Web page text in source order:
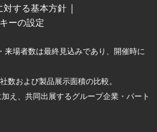
対する基本方針
ーの設定
来場者数は最終見込みであり、開催時に
および製品展示面積の比較。
え、共同出展するグループ企業・パート